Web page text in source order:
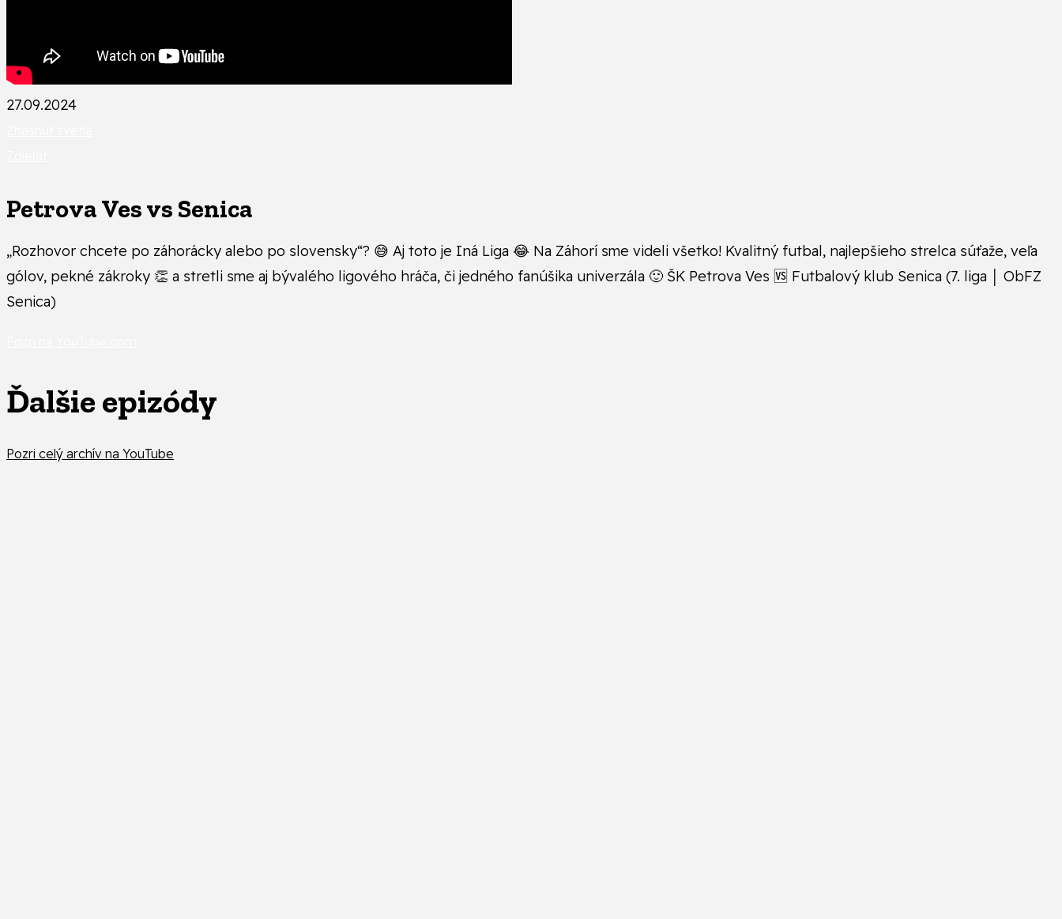
27.09.2024
Petrova Ves vs Senica
„Rozhovor chcete po záhorácky alebo po slovensky“? 😅 Aj toto je Iná Liga 😂 Na Záhorí sme videli všetko! Kvalitný futbal, najlepšieho strelca súťaže, veľa
gólov, pekné zákroky 👏 a stretli sme aj bývalého ligového hráča, či jedného fanúšika univerzála 🙂 ŠK Petrova Ves 🆚 Futbalový klub Senica (7. liga │ ObFZ
Senica)
Ďalšie epizódy
Pozri celý archív na YouTube